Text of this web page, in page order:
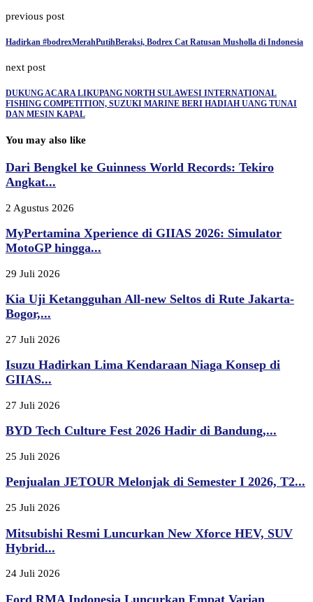
previous post
Hadirkan #bodrexMerahPutihBeraksi, Bodrex Cat Ratusan Musholla di Indonesia
next post
DUKUNG ACARA LIKUPANG NORTH SULAWESI INTERNATIONAL
FISHING COMPETITION, SUZUKI MARINE BERI HADIAH UANG TUNAI
DAN MESIN KAPAL
You may also like
Dari Bengkel ke Guinness World Records: Tekiro
Angkat...
2 Agustus 2026
MyPertamina Xperience di GIIAS 2026: Simulator
MotoGP hingga...
29 Juli 2026
Kia Uji Ketangguhan All-new Seltos di Rute Jakarta-
Bogor,...
27 Juli 2026
Isuzu Hadirkan Lima Kendaraan Niaga Konsep di
GIIAS...
27 Juli 2026
BYD Tech Culture Fest 2026 Hadir di Bandung,...
25 Juli 2026
Penjualan JETOUR Melonjak di Semester I 2026, T2...
25 Juli 2026
Mitsubishi Resmi Luncurkan New Xforce HEV, SUV
Hybrid...
24 Juli 2026
Ford RMA Indonesia Luncurkan Empat Varian